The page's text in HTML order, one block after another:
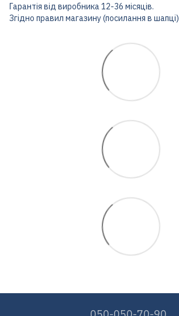
Гарантія від виробника 12-36 місяців.
Згідно правил магазину (посилання в шапці)